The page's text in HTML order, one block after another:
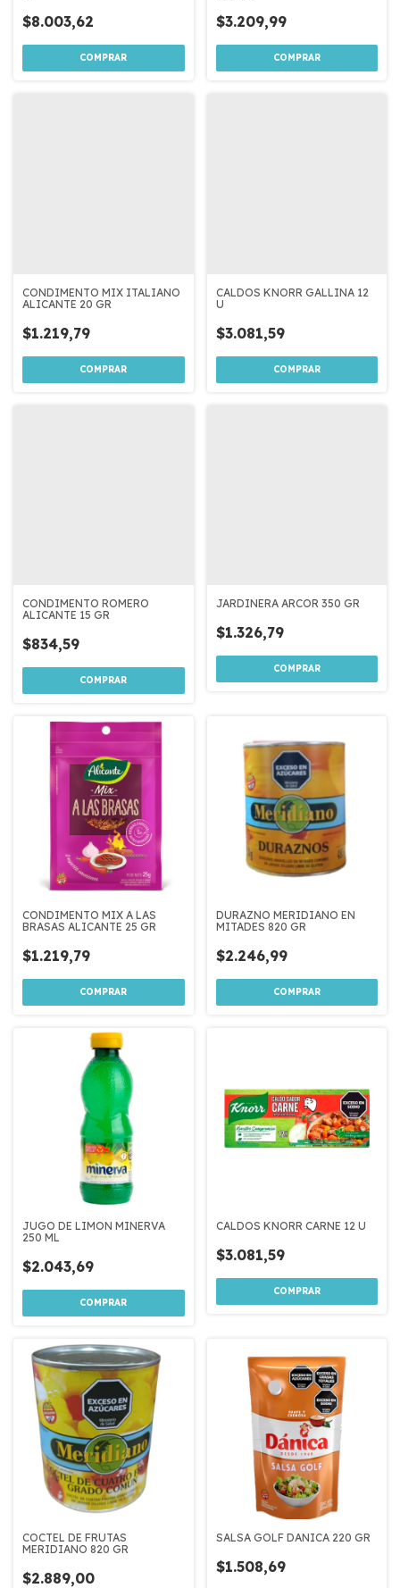
$8.003,62 $3.209,99
CONDIMENTO MIX ITALIANO
ALICANTE 20 GR
$1.219,79
CALDOS KNORR GALLINA 12
U
$3.081,59
CONDIMENTO ROMERO
ALICANTE 15 GR
$834,59
JARDINERA ARCOR 350 GR
$1.326,79
CONDIMENTO MIX A LAS
BRASAS ALICANTE 25 GR
$1.219,79
DURAZNO MERIDIANO EN
MITADES 820 GR
$2.246,99
JUGO DE LIMON MINERVA
250 ML
$2.043,69
CALDOS KNORR CARNE 12 U
$3.081,59
COCTEL DE FRUTAS
MERIDIANO 820 GR
$2.889,00
SALSA GOLF DANICA 220 GR
$1.508,69